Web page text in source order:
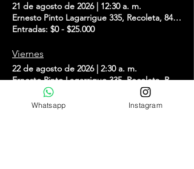
21 de agosto de 2026| 12:30 a. m.
Ernesto Pinto Lagarrigue 335, Recoleta,
Entradas: $0 - $25.000
Viernes
22 de agosto de 2026| 2:30 a. m.
Ernesto Pinto Lagarrigue 335, Recoleta, Región
Entradas: $0 - $35.875
Whatsapp Instagram